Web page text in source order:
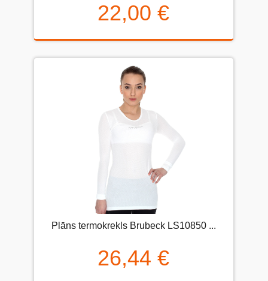
22,00 €
Plāns termokrekls Brubeck LS10850 ...
26,44 €